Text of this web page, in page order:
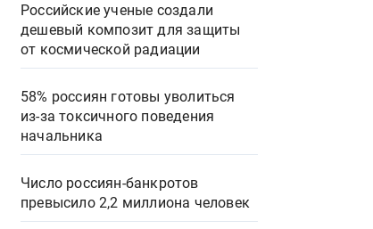
Российские ученые создали
дешевый композит для защиты
от космической радиации
58% россиян готовы уволиться
из-за токсичного поведения
начальника
Число россиян-банкротов
превысило 2,2 миллиона человек